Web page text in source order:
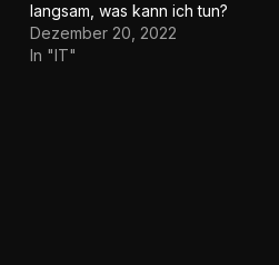
langsam, was kann ich tun?
Dezember 20, 2022
In "IT"